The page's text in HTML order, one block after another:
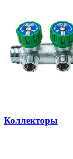
Коллекторы